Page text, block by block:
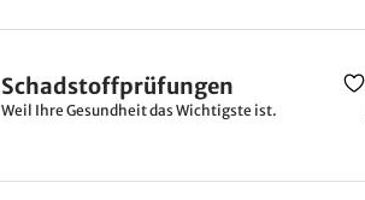
Schadstoffprüfungen
Weil Ihre Gesundheit das Wichtigste ist.